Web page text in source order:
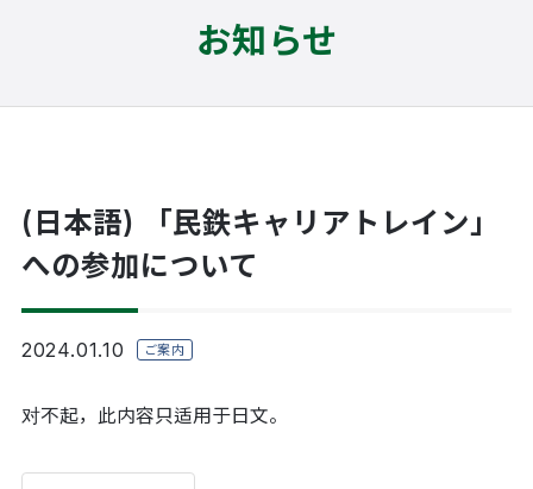
お知らせ
(日本語) 「民鉄キャリアトレイン」
への参加について
2024.01.10 ご案内
对不起，此内容只适用于日文。